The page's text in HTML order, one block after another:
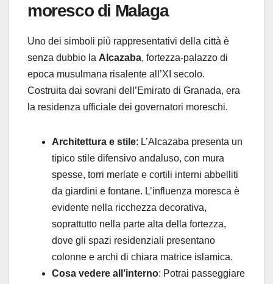
moresco di Malaga
Uno dei simboli più rappresentativi della città è
senza dubbio la Alcazaba, fortezza-palazzo di
epoca musulmana risalente all’XI secolo.
Costruita dai sovrani dell’Emirato di Granada, era
la residenza ufficiale dei governatori moreschi.
Architettura e stile: L’Alcazaba presenta un
tipico stile difensivo andaluso, con mura
spesse, torri merlate e cortili interni abbelliti
da giardini e fontane. L’influenza moresca è
evidente nella ricchezza decorativa,
soprattutto nella parte alta della fortezza,
dove gli spazi residenziali presentano
colonne e archi di chiara matrice islamica.
Cosa vedere all’interno: Potrai passeggiare